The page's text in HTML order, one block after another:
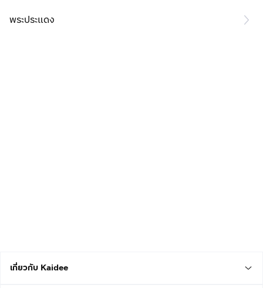
พระประแดง
เกี่ยวกับ Kaidee